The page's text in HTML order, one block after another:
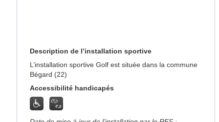
Description de l’installation sportive
L’installation sportive Golf est située dans la commune
Bégard (22)
Accessibilité handicapés